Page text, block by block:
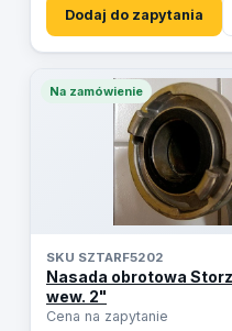
Dodaj do zapytania
Na zamówienie
SKU SZTARF5202
Nasada obrotowa
wew. 2"
Cena na zapytanie